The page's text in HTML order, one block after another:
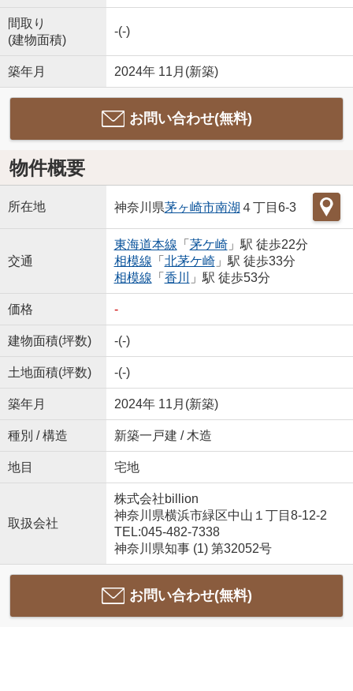
間取り
(建物面積)
-(-)
築年月 2024年 11月(新築)
お問い合わせ(無料)
物件概要
所在地 神奈川県茅ヶ崎市南湖 ４丁目6-3
交通
東海道本線 「 茅ケ崎」駅 徒歩22分
相模線 「 北茅ケ崎」駅 徒歩33分
相模線 「 香川 」駅 徒歩53分
価格 -
建物面積(坪数) -(-)
土地面積(坪数) -(-)
築年月 2024年 11月(新築)
種別 / 構造 新築一戸建 / 木造
地目 宅地
取扱会社
株式会社billion
神奈川県横浜市緑区中山１丁目8-12-2
TEL:045-482-7338
神奈川県知事 (1) 第32052号
お問い合わせ(無料)